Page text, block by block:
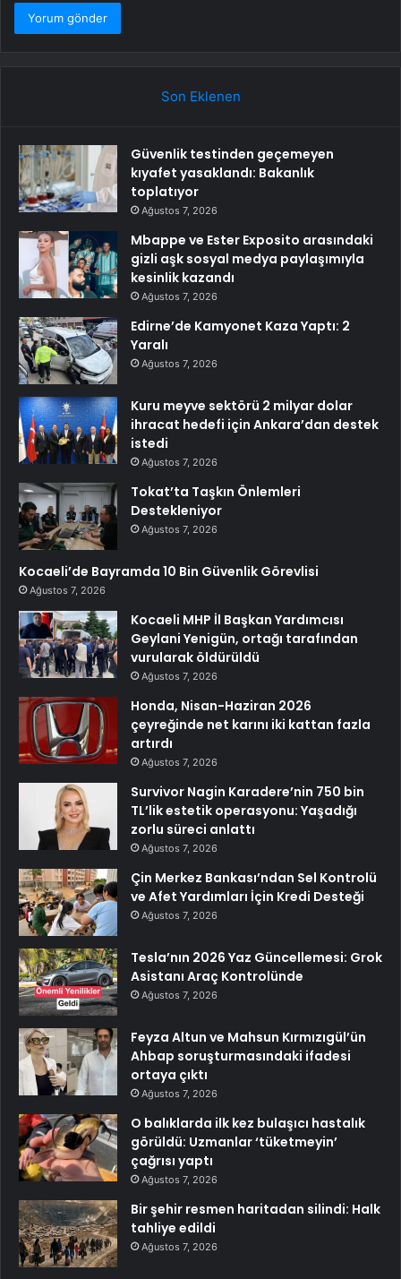
Son Eklenen
Güvenlik testinden geçemeyen
kıyafet yasaklandı: Bakanlık
toplatıyor
Ağustos 7, 2026
Mbappe ve Ester Exposito arasındaki
gizli aşk sosyal medya paylaşımıyla
kesinlik kazandı
Ağustos 7, 2026
Edirne’de Kamyonet Kaza Yaptı: 2
Yaralı
Ağustos 7, 2026
Kuru meyve sektörü 2 milyar dolar
ihracat hedefi için Ankara’dan destek
istedi
Ağustos 7, 2026
Tokat’ta Taşkın Önlemleri
Destekleniyor
Ağustos 7, 2026
Kocaeli’de Bayramda 10 Bin Güvenlik Görevlisi
Ağustos 7, 2026
Kocaeli MHP İl Başkan Yardımcısı
Geylani Yenigün, ortağı tarafından
vurularak öldürüldü
Ağustos 7, 2026
Honda, Nisan-Haziran 2026
çeyreğinde net karını iki kattan fazla
artırdı
Ağustos 7, 2026
Survivor Nagin Karadere’nin 750 bin
TL’lik estetik operasyonu: Yaşadığı
zorlu süreci anlattı
Ağustos 7, 2026
Çin Merkez Bankası’ndan Sel Kontrolü
ve Afet Yardımları İçin Kredi Desteği
Ağustos 7, 2026
Tesla’nın 2026 Yaz Güncellemesi: Grok
Asistanı Araç Kontrolünde
Ağustos 7, 2026
Feyza Altun ve Mahsun Kırmızıgül’ün
Ahbap soruşturmasındaki ifadesi
ortaya çıktı
Ağustos 7, 2026
O balıklarda ilk kez bulaşıcı hastalık
görüldü: Uzmanlar ‘tüketmeyin’
çağrısı yaptı
Ağustos 7, 2026
Bir şehir resmen haritadan silindi: Halk
tahliye edildi
Ağustos 7, 2026